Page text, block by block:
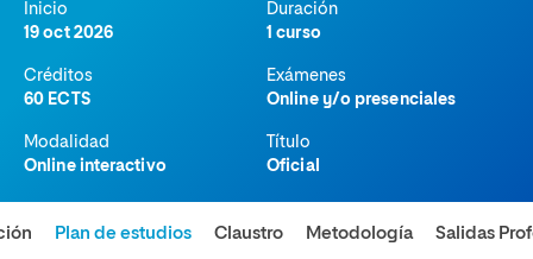
Inicio
19 oct 2026
Duración
1 curso
Créditos
60 ECTS
Exámenes
Online y/o presenciales
Modalidad
Online interactivo
Título
Oficial
Plan de estudios Claustro Metodología Salidas